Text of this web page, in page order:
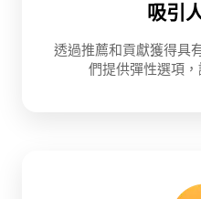
吸引
透過推薦和貢獻獲得具
們提供彈性選項